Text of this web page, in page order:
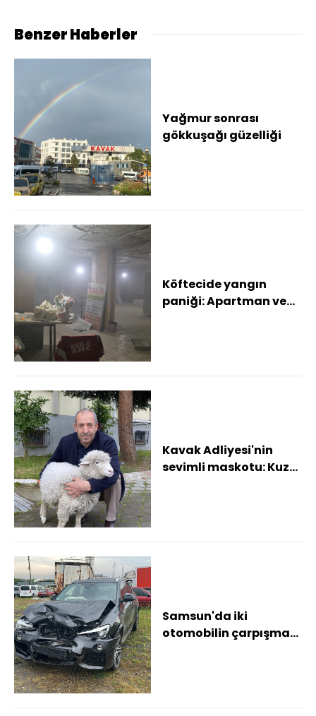
Benzer Haberler
Yağmur sonrası
gökkuşağı güzelliği
Köftecide yangın
paniği: Apartman ve
Kavak Adliyesi'nin
sevimli maskotu: Kuzu
Samsun'da iki
otomobilin çarpışması